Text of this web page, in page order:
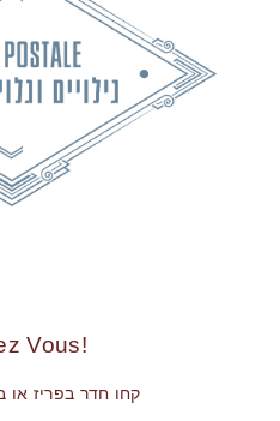
!Dormez Vous
קחו חדר בפריז או